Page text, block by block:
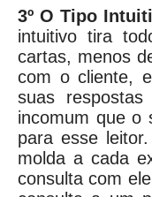
3º O Tipo
intuitivo tira
cartas, menos
com o cliente,
suas
incomum que o
para esse
molda a cada
consulta com